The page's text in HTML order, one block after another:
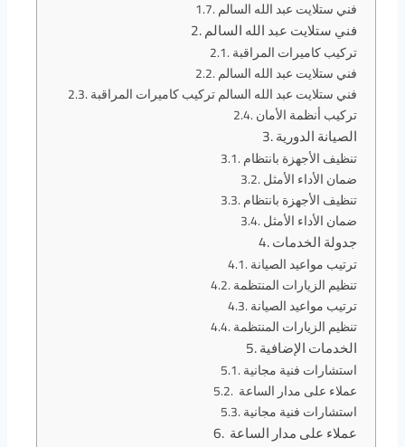
فني ستلايت عبد الله السالم
فني ستلايت عبد الله السالم
تركيب كاميرات المراقبة
فني ستلايت عبد الله السالم
فني ستلايت عبد الله السالم تركيب كاميرات المراقبة
تركيب أنظمة الأمان
الصيانة الدورية
تنظيف الأجهزة بانتظام
ضمان الأداء الأمثل
تنظيف الأجهزة بانتظام
ضمان الأداء الأمثل
جدولة الخدمات
ترتيب مواعيد الصيانة
تنظيم الزيارات المنتظمة
ترتيب مواعيد الصيانة
تنظيم الزيارات المنتظمة
الخدمات الإضافية
استشارات فنية مجانية
عملاء على مدار الساعة
استشارات فنية مجانية
عملاء على مدار الساعة